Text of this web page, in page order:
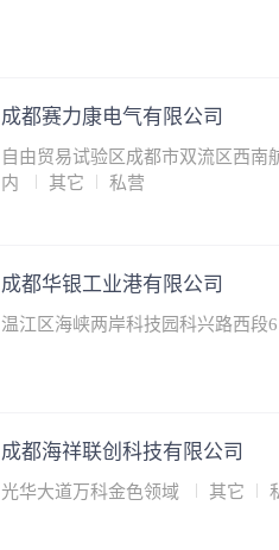
成都赛力康电气有限公司
自由贸易试验区成都市双流区西南
内
其它 私营
成都华银工业港有限公司
温江区海峡两岸科技园科兴路西段
成都海祥联创科技有限公司
光华大道万科金色领域 其它